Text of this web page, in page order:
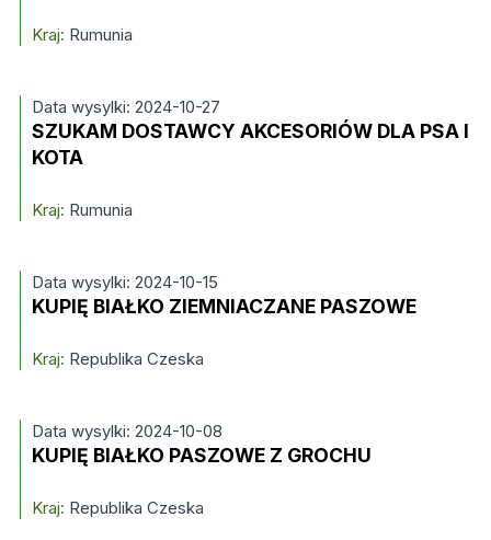
Kraj: Rumunia
Data wysylki: 2024-10-27
SZUKAM DOSTAWCY AKCESORIÓW DLA PSA I
KOTA
Kraj: Rumunia
Data wysylki: 2024-10-15
KUPIĘ BIAŁKO ZIEMNIACZANE PASZOWE
Kraj: Republika Czeska
Data wysylki: 2024-10-08
KUPIĘ BIAŁKO PASZOWE Z GROCHU
Kraj: Republika Czeska